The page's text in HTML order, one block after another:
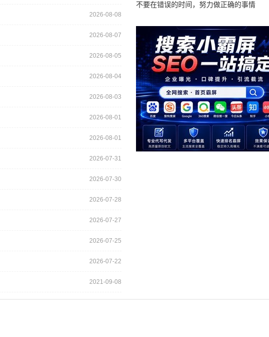
2026-08-08
2026-08-07
2026-08-05
2026-08-04
2026-08-03
2026-08-01
2026-08-01
2026-07-31
2026-07-30
2026-07-28
2026-07-27
2026-07-25
2026-07-22
2021-09-08
不要在错误的时间，努力做正确的事情